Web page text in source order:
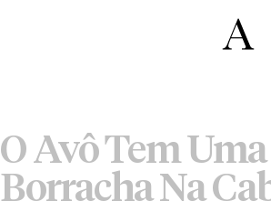
O Avô Tem Uma
Borracha Na